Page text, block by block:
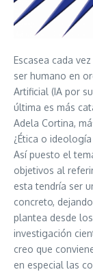
Escasea cada
ser humano en
Artificial (IA por
última es más
Adela Cortina,
¿Ética o
Así puesto el
objetivos al
esta tendría ser
concreto,
plantea desde
investigación
creo que
en especial las